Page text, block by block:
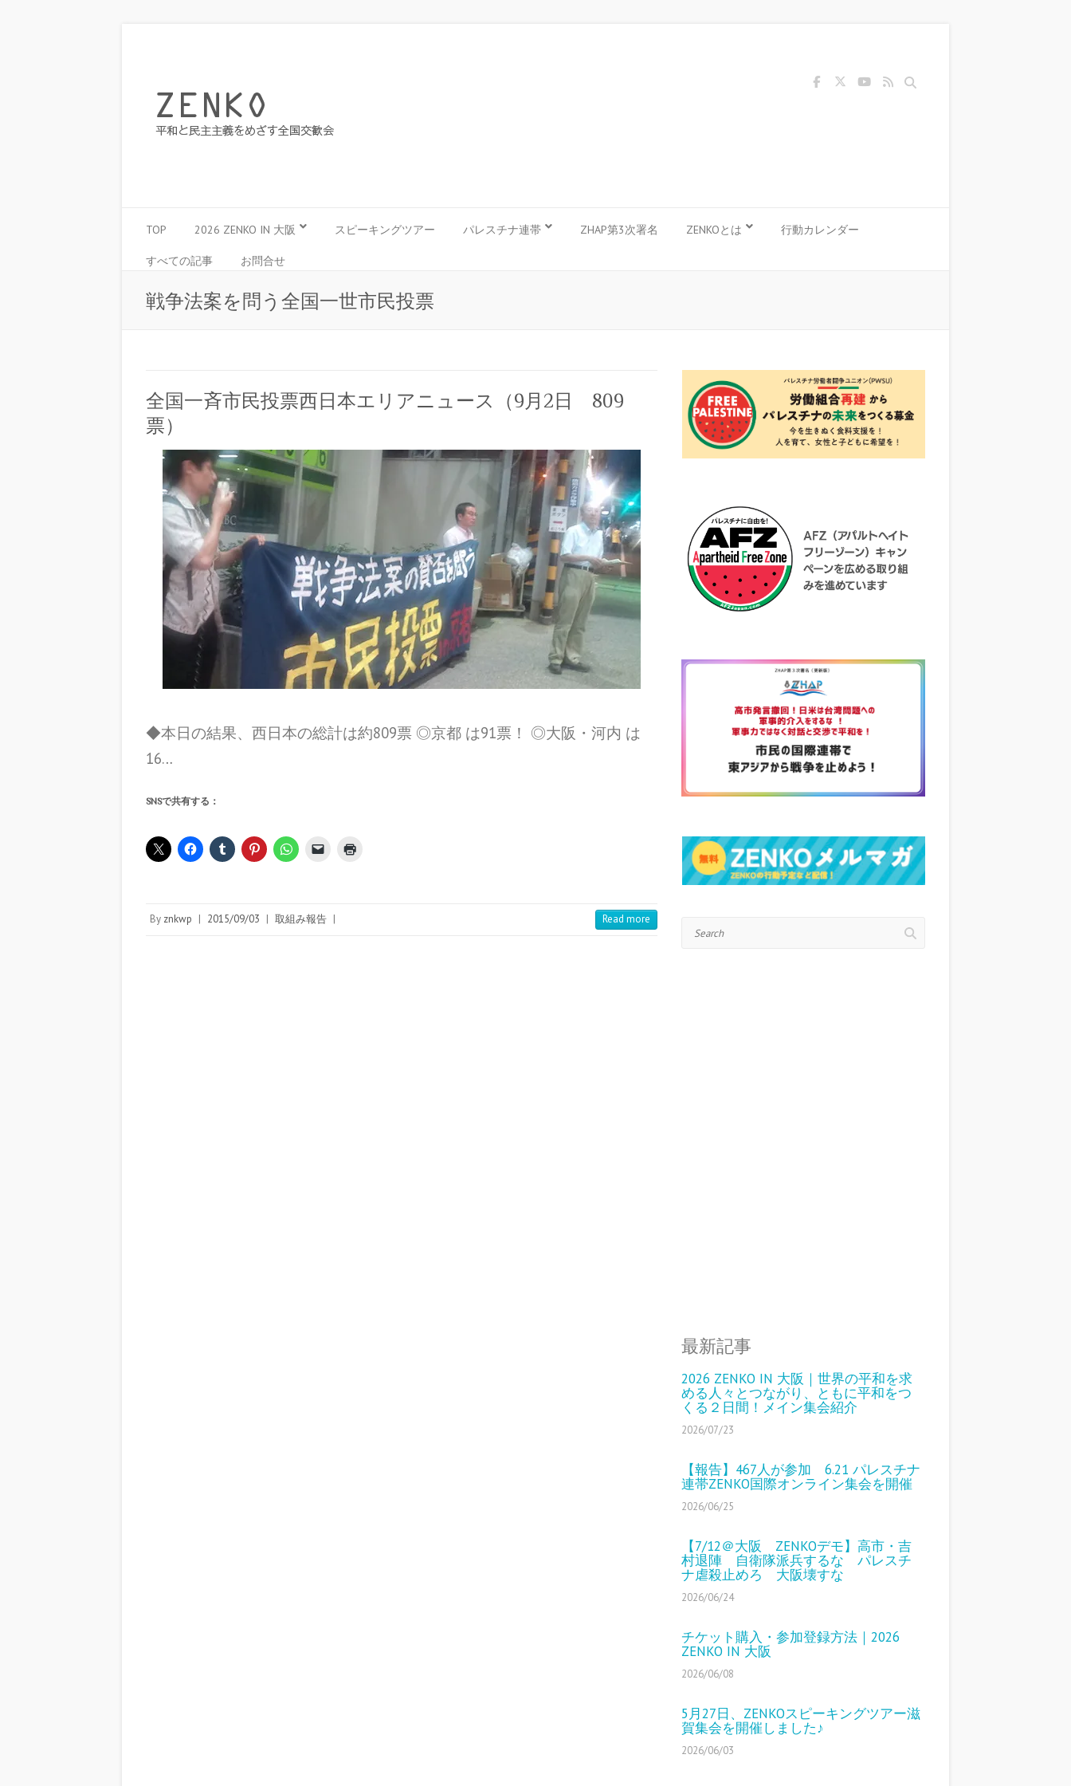
Search
TOP 2026 ZENKO IN 大阪 スピーキングツアー パレスチナ連帯 ZHAP第3次署名 ZENKOとは 行動カレンダー
すべての記事 お問合せ
戦争法案を問う全国一世市民投票
全国一斉市民投票西日本エリアニュース（9月2日 809
票）
◆本日の結果、西日本の総計は約809票 ◎京都 は91票！ ◎大阪・河内 は
16…
SNSで共有する：
By znkwp | 2015/09/03 | 取組み報告 | Read more
最新記事
2026 ZENKO IN 大阪｜世界の平和を求
める人々とつながり、ともに平和をつ
くる２日間！メイン集会紹介
2026/07/23
【報告】467人が参加 6.21 パレスチナ
連帯ZENKO国際オンライン集会を開催
2026/06/25
【7/12＠大阪 ZENKOデモ】高市・吉
村退陣 自衛隊派兵するな パレスチ
ナ虐殺止めろ 大阪壊すな
2026/06/24
チケット購入・参加登録方法｜2026
ZENKO IN 大阪
2026/06/08
5月27日、ZENKOスピーキングツアー滋
賀集会を開催しました♪
2026/06/03